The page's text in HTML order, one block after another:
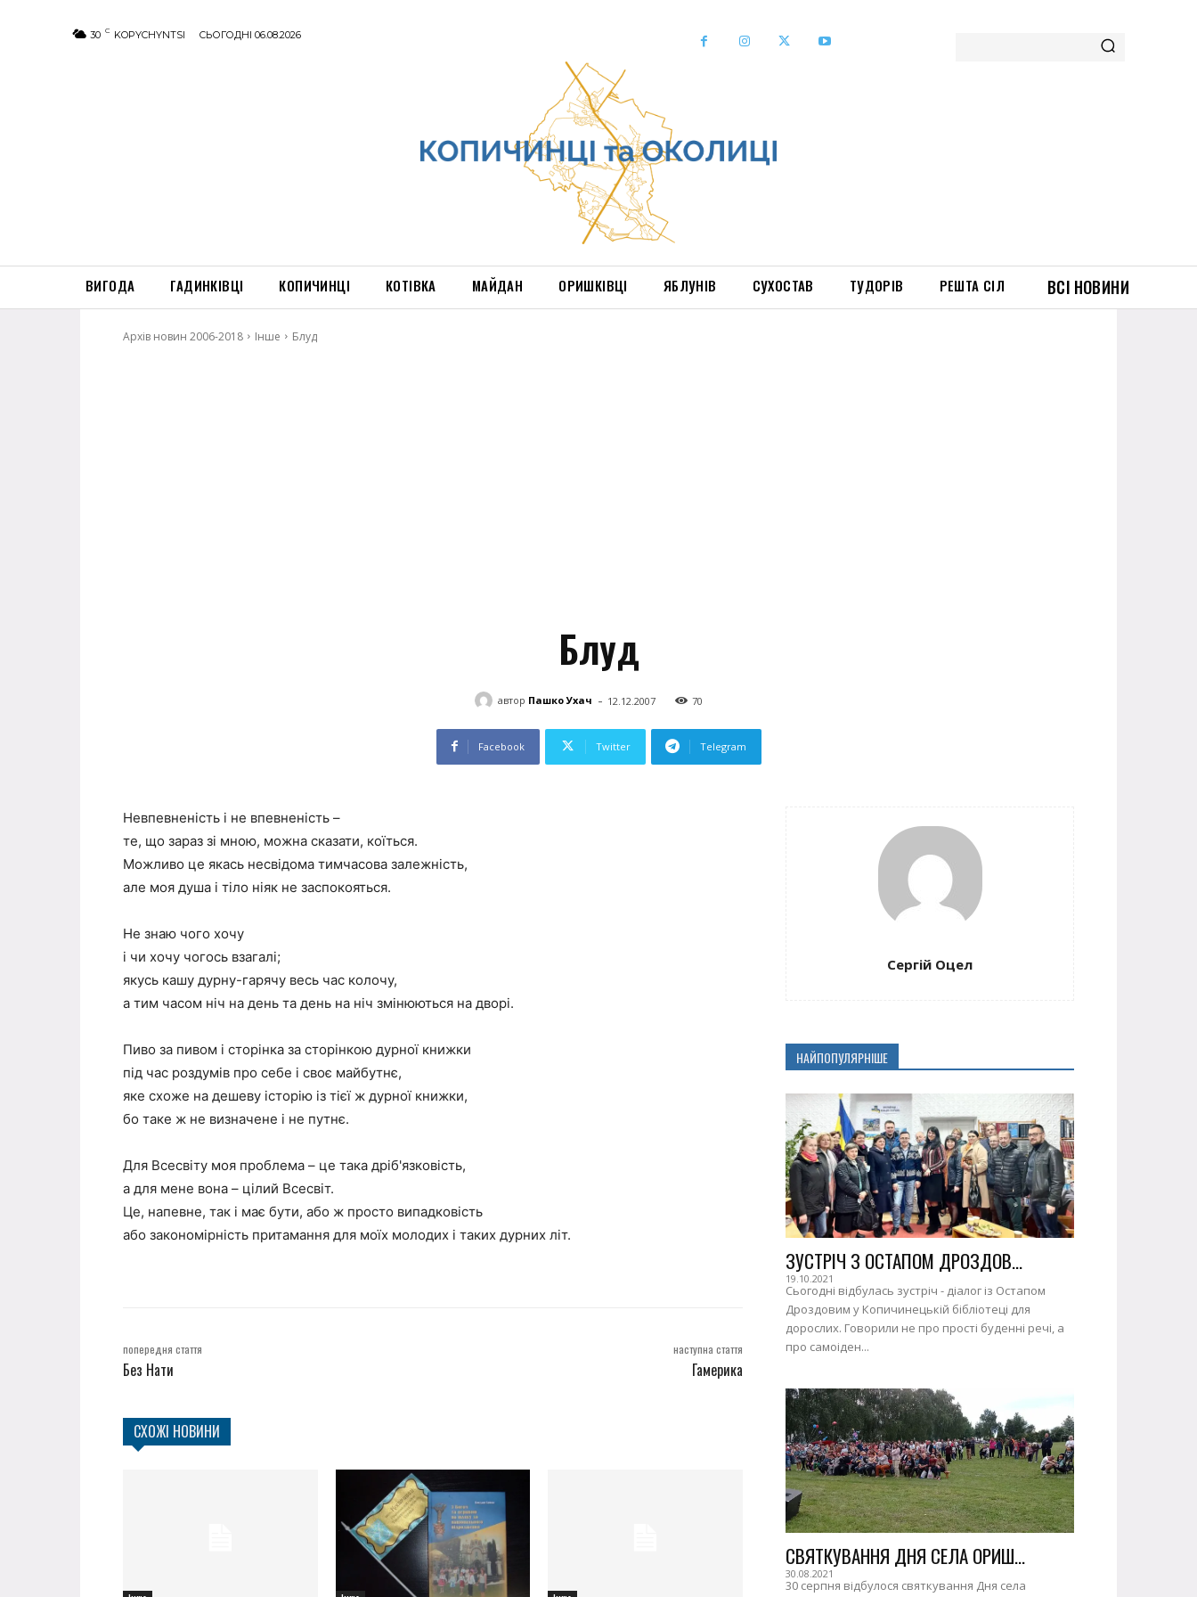
30 C KOPYCHYNTSI СЬОГОДНІ 06.08.2026
ВИГОДА ГАДИНКІВЦІ КОПИЧИНЦІ КОТІВКА МАЙДАН ОРИШКІВЦІ ЯБЛУНІВ СУХОСТАВ ТУДОРІВ РЕШТА СІЛ ВСІ НОВИНИ
Архів новин 2006-2018 Інше Блуд
Блуд
автор Пашко Ухач - 12.12.2007 70
Facebook Twitter Telegram
Невпевненість і не впевненість –
те, що зараз зі мною, можна сказати, коїться.
Можливо це якась несвідома тимчасова залежність,
але моя душа і тіло ніяк не заспокояться.
Не знаю чого хочу
і чи хочу чогось взагалі;
якусь кашу дурну-гарячу весь час колочу,
а тим часом ніч на день та день на ніч змінюються на дворі.
Пиво за пивом і сторінка за сторінкою дурної книжки
під час роздумів про себе і своє майбутнє,
яке схоже на дешеву історію із тієї ж дурної книжки,
бо таке ж не визначене і не путнє.
Для Всесвіту моя проблема – це така дріб'язковість,
а для мене вона – цілий Всесвіт.
Це, напевне, так і має бути, або ж просто випадковість
або закономірність притамання для моїх молодих і таких дурних літ.
попередня стаття
Без Нати
наступна стаття
Гамерика
СХОЖІ НОВИНИ
Сергій Оцел
НАЙПОПУЛЯРНІШЕ
ЗУСТРІЧ З ОСТАПОМ ДРОЗДОВ...
19.10.2021
Сьогодні відбулась зустріч - діалог із Остапом
Дроздовим у Копичинецькій бібліотеці для
дорослих. Говорили не про прості буденні речі, а
про самоіден...
СВЯТКУВАННЯ ДНЯ СЕЛА ОРИШ...
30.08.2021
30 серпня відбулося святкування Дня села